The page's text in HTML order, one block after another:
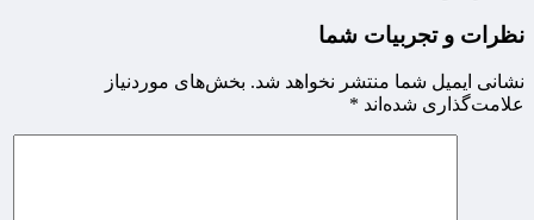
نظرات و تجربیات شما
نشانی ایمیل شما منتشر نخواهد شد. بخش‌های موردنیاز
علامت‌گذاری شده‌اند *